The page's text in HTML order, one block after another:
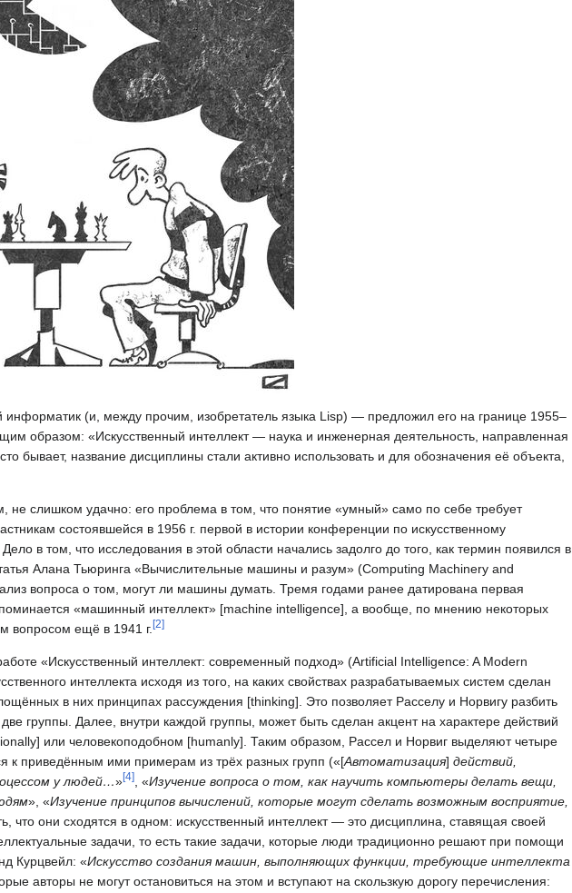
(и, между прочим, изобретатель языка Lisp) — предложил его на границе 1955–
образом: «Искусственный интеллект — наука и инженерная деятельность, направленная
бывает, название дисциплины стали активно использовать и для обозначения её объекта,
не слишком удачно: его проблема в том, что понятие «умный» само по себе требует
состоявшейся в 1956 г. первой в истории конференции по искусственному
в том, что исследования в этой области начались задолго до того, как термин появился в
Алана Тьюринга «Вычислительные машины и разум» (Computing Machinery and
вопроса о том, могут ли машины думать. Тремя годами ранее датирована первая
«машинный интеллект» [machine intelligence], а вообще, по мнению некоторых
вопросом ещё в 1941 г. [2]
«Искусственный интеллект: современный подход» (Artificial Intelligence: A Modern
интеллекта исходя из того, на каких свойствах разрабатываемых систем сделан
в них принципах рассуждения [thinking]. Это позволяет Расселу и Норвигу разбить
группы. Далее, внутри каждой группы, может быть сделан акцент на характере действий
или человекоподобном [humanly]. Таким образом, Рассел и Норвиг выделяют четыре
к приведённым ими примерам из трёх разных групп («[Автоматизация] действий,
у людей…»[4] , «Изучение вопроса о том, как научить компьютеры делать вещи,
», «Изучение принципов вычислений, которые могут сделать возможным восприятие,
что они сходятся в одном: искусственный интеллект — это дисциплина, ставящая своей
задачи, то есть такие задачи, которые люди традиционно решают при помощи
Курцвейл: «Искусство создания машин, выполняющих функции, требующие интеллекта
авторы не могут остановиться на этом и вступают на скользкую дорогу перечисления: